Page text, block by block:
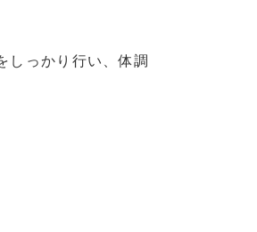
しっかり行い、体調